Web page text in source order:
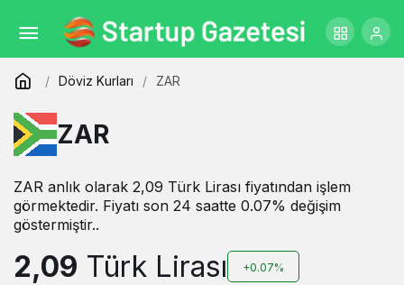
Döviz Kurları ZAR
ZAR
ZAR anlık olarak 2,09 Türk Lirası fiyatından işlem
görmektedir. Fiyatı son 24 saatte 0.07% değişim
göstermiştir..
2,09 Türk Lirası +0.07%